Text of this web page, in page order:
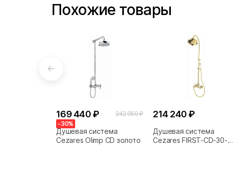
Похожие товары
169 440 ₽
242 050 ₽
-30%
Душевая система
Cezares Olimp CD золото
214 240 ₽
Душевая система
Cezares FIRST-CD-30-